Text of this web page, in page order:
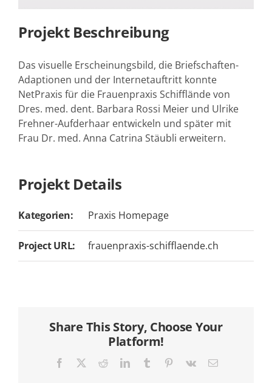
Projekt Beschreibung
Das visuelle Erscheinungsbild, die Briefschaften-
Adaptionen und der Internetauftritt konnte
NetPraxis für die Frauenpraxis Schifflände von
Dres. med. dent. Barbara Rossi Meier und Ulrike
Frehner-Aufderhaar entwickeln und später mit
Frau Dr. med. Anna Catrina Stäubli erweitern.
Projekt Details
Kategorien: Praxis Homepage
Project URL: frauenpraxis-schifflaende.ch
Share This Story, Choose Your
Platform!
Facebook RedditLinkedInTumblr Pinterest
Vk
E-